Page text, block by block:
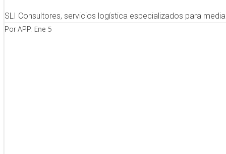
SLI Consultores, servicios logística especializados para
Por APP. Ene 5